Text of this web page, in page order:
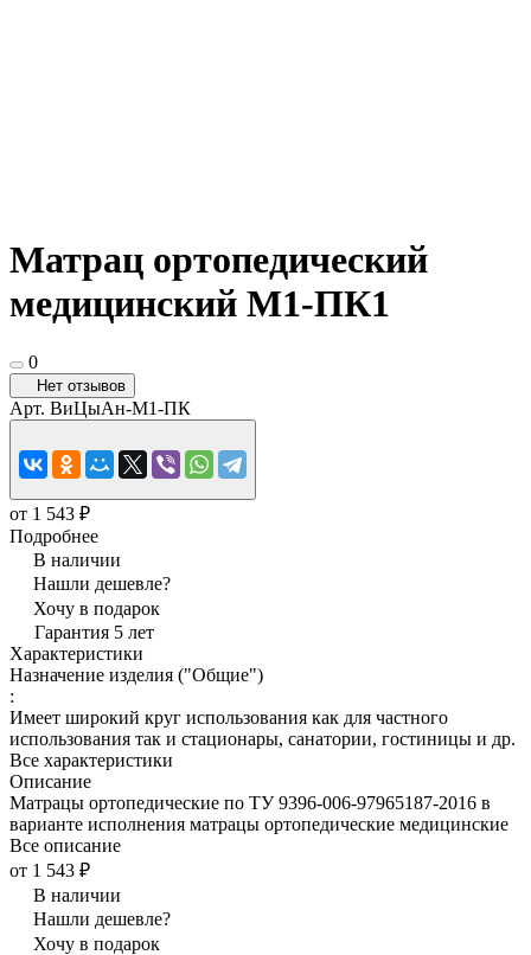
Матрац ортопедический
медицинский М1-ПК1
0
Нет отзывов
Арт. ВиЦыАн-М1-ПК
от 1 543 ₽
Подробнее
В наличии
Нашли дешевле?
Хочу в подарок
Гарантия 5 лет
Характеристики
Назначение изделия ("Общие")
:
Имеет широкий круг использования как для частного
использования так и стационары, санатории, гостиницы и др.
Все характеристики
Описание
Матрацы ортопедические по ТУ 9396-006-97965187-2016 в
варианте исполнения матрацы ортопедические медицинские
Все описание
от 1 543 ₽
В наличии
Нашли дешевле?
Хочу в подарок